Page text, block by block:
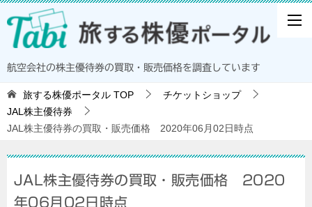
航空会社の株主優待券の買取・販売価格を調査しています
旅する株優ポータル TOP
チケットショップ
JAL株主優待券
JAL株主優待券の買取・販売価格 2020年06月02日時点
JAL株主優待券の買取・販売価格 2020
年06月02日時点